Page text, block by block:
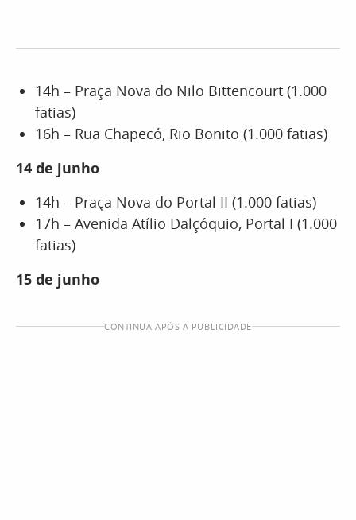
14h – Praça Nova do Nilo Bittencourt (1.000
fatias)
16h – Rua Chapecó, Rio Bonito (1.000 fatias)
14 de junho
14h – Praça Nova do Portal II (1.000 fatias)
17h – Avenida Atílio Dalçóquio, Portal I (1.000
fatias)
15 de junho
CONTINUA APÓS A PUBLICIDADE